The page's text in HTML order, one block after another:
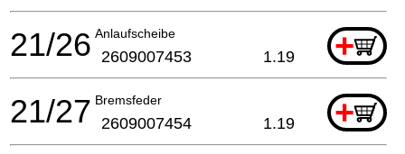
Anlaufscheibe +
21/26 2609007453 1.19
Bremsfeder +
21/27 2609007454 1.19